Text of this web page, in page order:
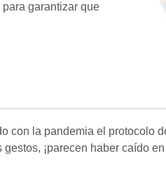
garantizar que
con la pandemia el protocolo
¡parecen haber caído